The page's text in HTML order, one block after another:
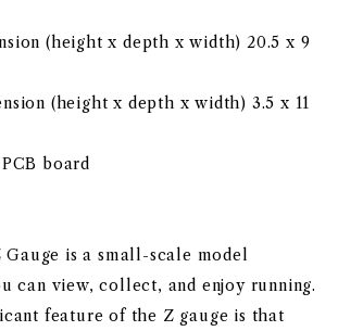
(height x depth x width) 20.5 x 9
(height x depth x width) 3.5 x 11
board
is a small-scale model
can view, collect, and enjoy running.
feature of the Z gauge is that